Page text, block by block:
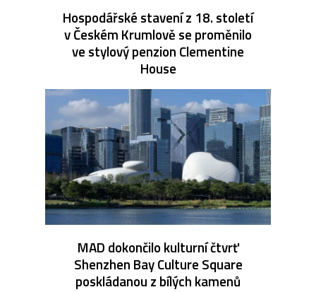
Hospodářské stavení z 18. století
v Českém Krumlově se proměnilo
ve stylový penzion Clementine
House
MAD dokončilo kulturní čtvrť
Shenzhen Bay Culture Square
poskládanou z bílých kamenů